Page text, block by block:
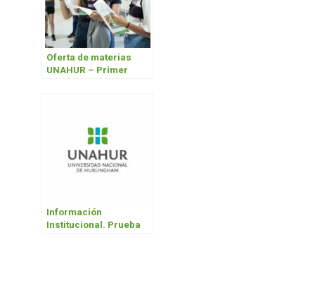
Oferta de materias
UNAHUR – Primer
Información
Institucional. Prueba